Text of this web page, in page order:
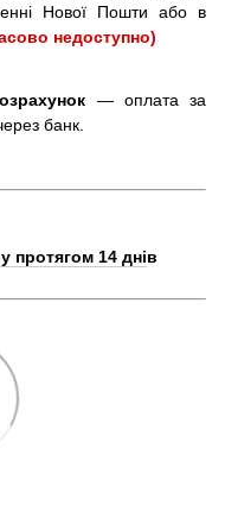
Нової Пошти або в
недоступно)
— оплата за
банк.
протягом 14 днів